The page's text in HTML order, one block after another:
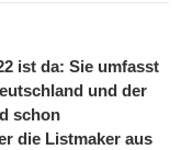
ist da: Sie umfasst
und der
schon
die Listmaker aus